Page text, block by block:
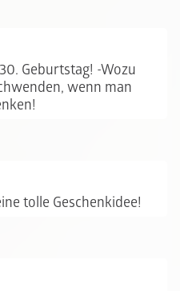
Geburtstag! -Wozu
wenn man
tolle Geschenkidee!